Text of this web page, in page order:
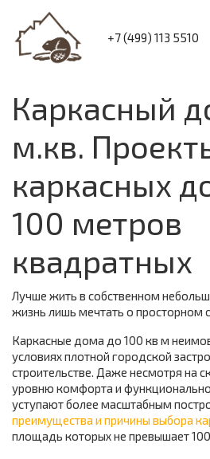
+7 (499) 113 5510
Каркасный
м.кв.
каркасных
100 метров
квадратных
Лучше жить в собственном
жизнь лишь мечтать о просторном
Каркасные дома до 100 кв м
условиях плотной городской
строительстве. Даже несмотря на
уровню комфорта и
уступают более масштабным
преимущества и причины выбора
площадь которых не превышает